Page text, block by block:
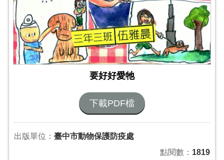
要好好愛牠
下載PDF檔
出版單位： 臺中市動物保護防疫處
點閱數： 1819